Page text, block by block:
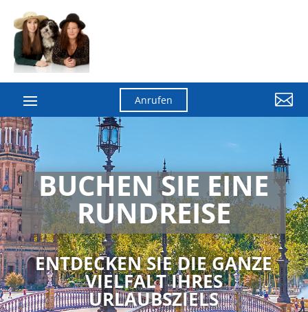
Anrufen 
BUCHEN SIE EINE
RUNDREISE
ENTDECKEN SIE DIE GANZE
VIELFALT IHRES
URLAUBSZIELS